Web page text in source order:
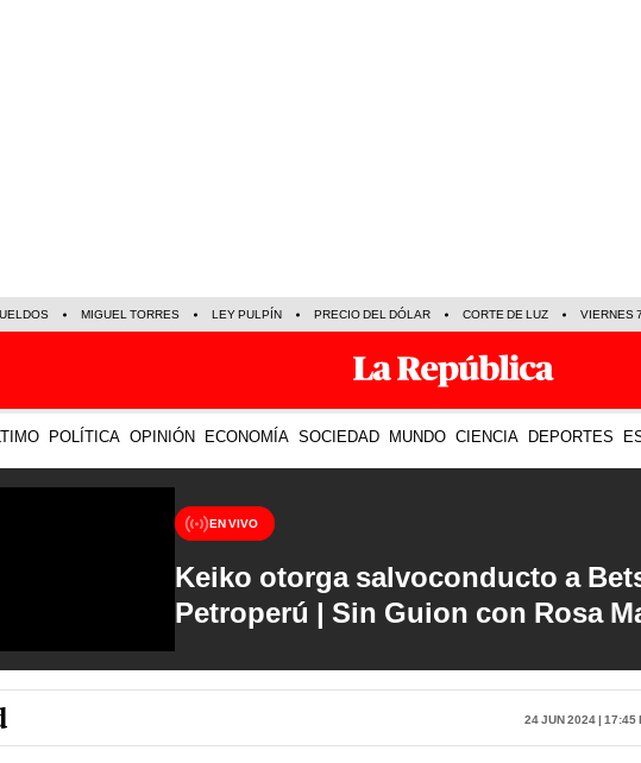
MIGUEL TORRES LEY PULPÍN PRECIO DEL DÓLAR CORTE DE LUZ VIERNES
POLÍTICA OPINIÓN ECONOMÍA SOCIEDAD MUNDO CIENCIA DEPORTES
EN VIVO
Keiko otorga salvoconducto a
Petroperú | Sin Guion con Rosa
24 Jun 2024 | 17:45